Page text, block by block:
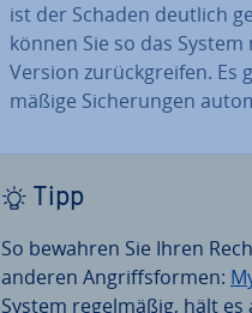
ist der Schaden deutlich
können Sie so das
Version zu­rück­grei­fen. Es
mä­ßi­ge Si­che­run­gen
Tipp
So bewahren Sie Ihren
anderen An­griffs­for­men:
System re­gel­mä­ßig, hält